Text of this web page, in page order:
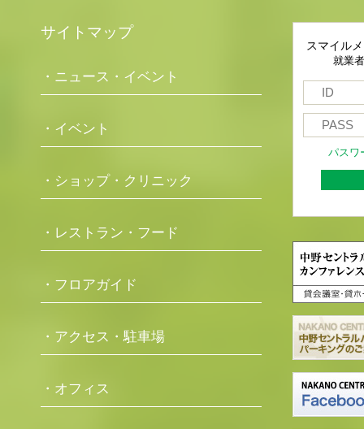
サイトマップ
・ニュース・イベント
・イベント
・ショップ・クリニック
・レストラン・フード
・フロアガイド
・アクセス・駐車場
・オフィス
スマイル
就業
パスワ